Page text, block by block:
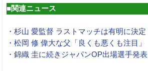
■関連ニュース
・杉山 愛監督 ラストマッチは有明に決定
・松岡 修 偉大な父「良くも悪くも注目」
・錦織 圭に続きジャパンOP出場選手発表